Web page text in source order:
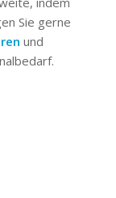
Sie gerne
und